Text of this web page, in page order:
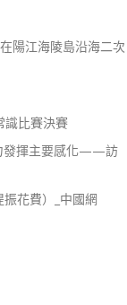
陽江海陵島沿海二次
識比賽決賽
發揮主要感化——訪
花費）_中國網